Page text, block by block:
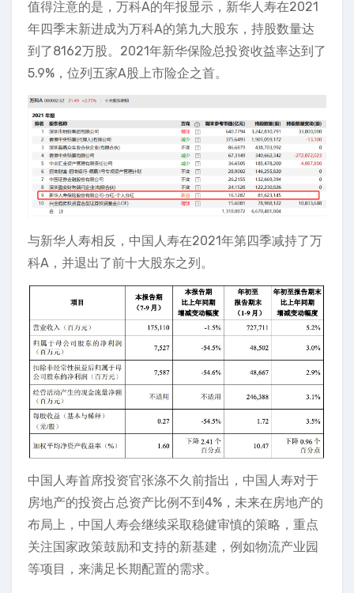
值得注意的是，万科A的年报显示，新华人寿在2021
年四季末新进成为万科A的第九大股东，持股数量达
到了8162万股。2021年新华保险总投资收益率达到了
5.9%，位列五家A股上市险企之首。
与新华人寿相反，中国人寿在2021年第四季减持了万
科A，并退出了前十大股东之列。
中国人寿首席投资官张涤不久前指出，中国人寿对于
房地产的投资占总资产比例不到4%，未来在房地产的
布局上，中国人寿会继续采取稳健审慎的策略，重点
关注国家政策鼓励和支持的新基建，例如物流产业园
等项目，来满足长期配置的需求。